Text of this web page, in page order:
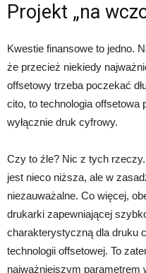
Projekt „na
Kwestie finansowe to jedno.
że przecież niekiedy
offsetowy trzeba poczekać
cito, to technologia offsetowa
wyłącznie druk cyfrowy.
Czy to źle? Nic z tych
jest nieco niższa, ale w
niezauważalne. Co więcej,
drukarki zapewniającej
charakterystyczną dla druku
technologii offsetowej. To
najważniejszym parametrem